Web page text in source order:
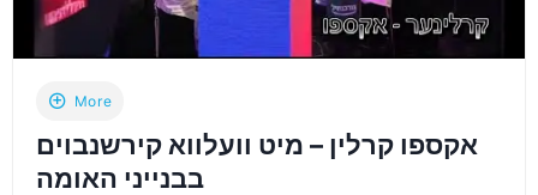
AT
THE
GER
(HEBREW)
More
אקספו קרלין – מיט וועלווא קירשנבוים
בבנייני האומה